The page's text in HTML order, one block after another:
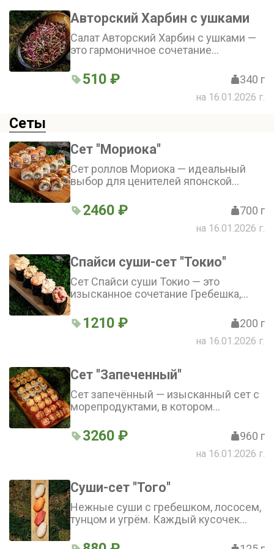
Авторский Харбин с ушками
Салат Авторский Харбин с ушками —
это гармоничное сочетание
свежего огурца, нежной фунчозы,
сладкого болгарского перца,
ароматной кинзы и пикантных
510 ₽ 340 г
на 16.01.2026 г.
Сеты
Сет "Мориока"
Сет роллов Мориока — идеальный
выбор для ценителей японской
нежными гребешком, сочным
лососем и пикантным угрём
2460 ₽ 700 г
на 16.01.2026 г.
Спайси суши-сет "Токио"
Сет Спайси суши Токио — это
изысканное сочетание Гребешка,
которое порадует ценителей
японской кухни
1210 ₽ 200 г
на 16.01.2026 г.
Сет "Запеченный"
Сет запечённый — изысканный сет с
морепродуктами, в котором
гребешок, краб и креветка. Это
идеальный выбор для ценителей
3260 ₽ 960 г
на 16.01.2026 г.
Суши-сет "Того"
Нежные суши с гребешком, лососем,
тунцом и угрём. Каждый кусочек
насыщенность вкуса. Сет суши Того